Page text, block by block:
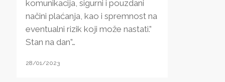
komunikacija, sigurni i pouzdani
načini plaćanja, kao i spremnost na
eventualni rizik koji može nastati.”
Stan na dan”…
28/01/2023